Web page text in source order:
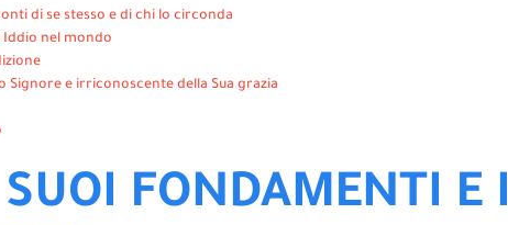
di se stesso e di chi lo circonda
Iddio nel mondo
Signore e irriconoscente della Sua grazia
FONDAMENTI E I